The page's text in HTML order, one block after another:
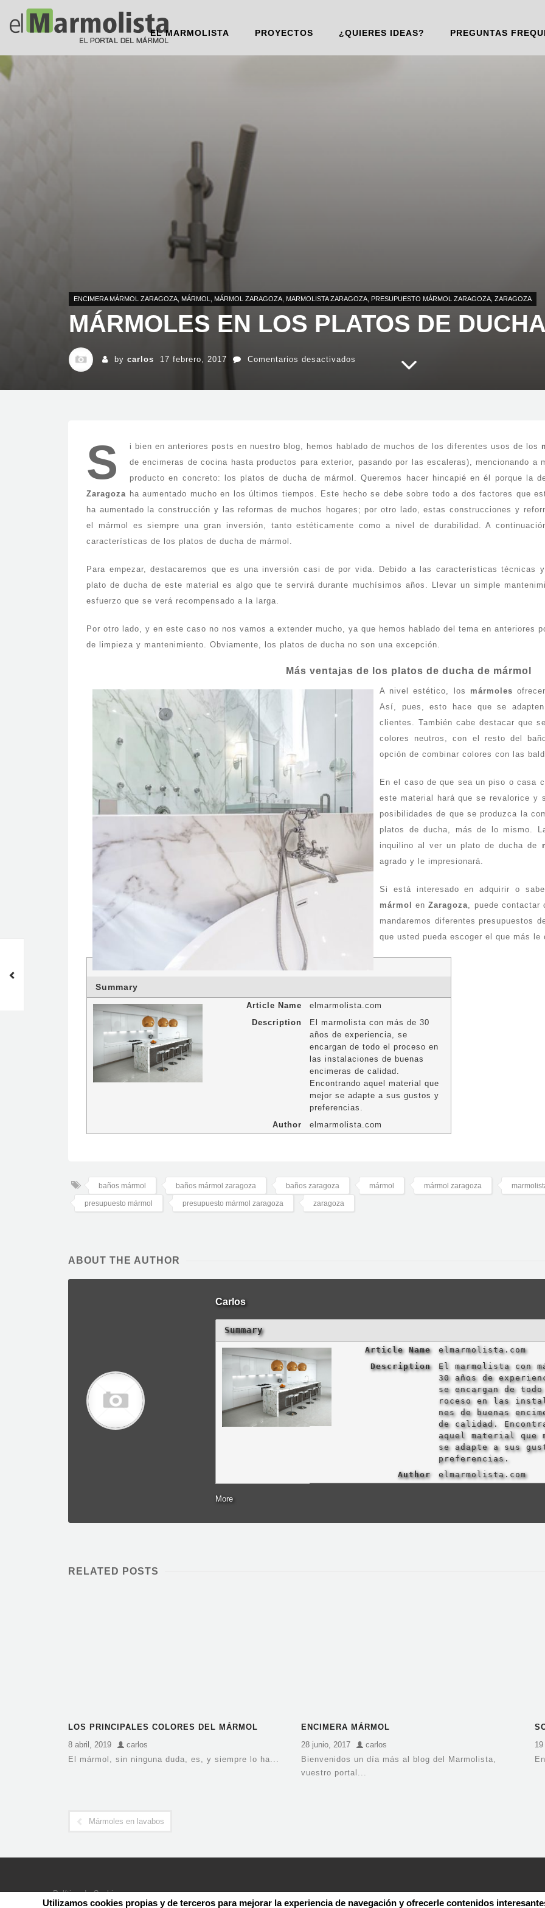
EL MARMOLISTA PROYECTOS ¿QUIERES IDEAS? PREGUNTAS
ENCIMERA MÁRMOL ZARAGOZA MÁRMOL MÁRMOL ZARAGOZA MARMOLISTA ZARAGOZA PRESUPUESTO MÁRMOL ZARAGOZA ZARAGOZA
MÁRMOLES EN LOS PLATOS DE
by carlos 17 febrero, 2017 Comentarios desactivados
platos
Mármoles en lavabos
S i bien en anteriores posts en nuestro blog, hemos hablado de muchos de los diferentes usos de los
de encimeras de cocina hasta productos para exterior, pasando por las escaleras), mencionando a
producto en concreto: los platos de ducha de mármol. Queremos hacer hincapié en él porque la
Zaragoza ha aumentado mucho en los últimos tiempos. Este hecho se debe sobre todo a dos factores que
ha aumentado la construcción y las reformas de muchos hogares; por otro lado, estas construcciones y
el mármol es siempre una gran inversión, tanto estéticamente como a nivel de durabilidad. A
características de los platos de ducha de mármol.
Para empezar, destacaremos que es una inversión casi de por vida. Debido a las características técnicas
plato de ducha de este material es algo que te servirá durante muchísimos años. Llevar un simple
esfuerzo que se verá recompensado a la larga.
Por otro lado, y en este caso no nos vamos a extender mucho, ya que hemos hablado del tema en anteriores
de limpieza y mantenimiento. Obviamente, los platos de ducha no son una excepción.
Más ventajas de los platos de ducha de mármol
A nivel estético, los mármoles
Así, pues, esto hace que se
clientes. También cabe destacar que
colores neutros, con el resto del
opción de combinar colores con las
En el caso de que sea un piso o casa
este material hará que se revalorice y
posibilidades de que se produzca la
platos de ducha, más de lo mismo.
inquilino al ver un plato de ducha de
agrado y le impresionará.
Si está interesado en adquirir o
mármol
enZaragoza, puede contactar
mandaremos diferentes presupuestos
que usted pueda escoger el que más le
Summary
Article Name
elmarmolista.com
Description
El marmolista con más de 30
años de experiencia, se
encargan de todo el proceso en
las instalaciones de buenas
encimeras de calidad.
Encontrando aquel material que
mejor se adapte a sus gustos y
preferencias.
Author
elmarmolista.com
baños mármol baños mármol zaragoza baños zaragoza mármol mármol zaragoza
presupuesto mármol presupuesto mármol zaragoza zaragoza
ABOUT THE AUTHOR
Carlos
Summary
Article Name
elmarmolista.com
Description
El marmolista con
30 años de
se encargan de
roceso en las
nes de buenas
de calidad.
aquel material que
se adapte a sus
preferencias.
Author
elmarmolista.com
More
RELATED POSTS
LOS PRINCIPALES COLORES DEL MÁRMOL
8 abril, 2019
carlos
El mármol, sin ninguna duda, es, y siempre lo ha...
ENCIMERA MÁRMOL
28 junio, 2017
carlos
Bienvenidos un día más al blog del Marmolista,
vuestro portal...
Mármoles en lavabos
Política de Cookies
Utilizamos cookies propias y de terceros para mejorar la experiencia de navegación y ofrecerle contenidos